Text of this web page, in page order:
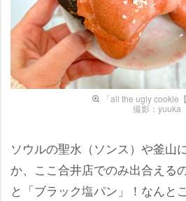
「all the ugly cookie
撮影：yuuka
ソウルの聖水（ソンス）や釜山
か、ここ合井店でのみ出合える
と「ブラック塩パン」！なんと